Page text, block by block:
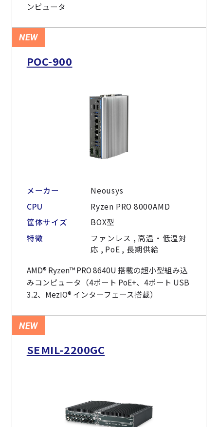
ンピュータ
NEW
POC-900
メーカー
Neousys
CPU
Ryzen PRO 8000AMD
筐体サイズ
BOX型
特徴
ファンレス , 高温・低温対
応 , PoE , 長期供給
AMD® Ryzen™ PRO 8640U 搭載の超小型組み込
みコンピュータ（4ポート PoE+、4ポート USB
3.2、MezIO® インターフェース搭載）
NEW
SEMIL-2200GC